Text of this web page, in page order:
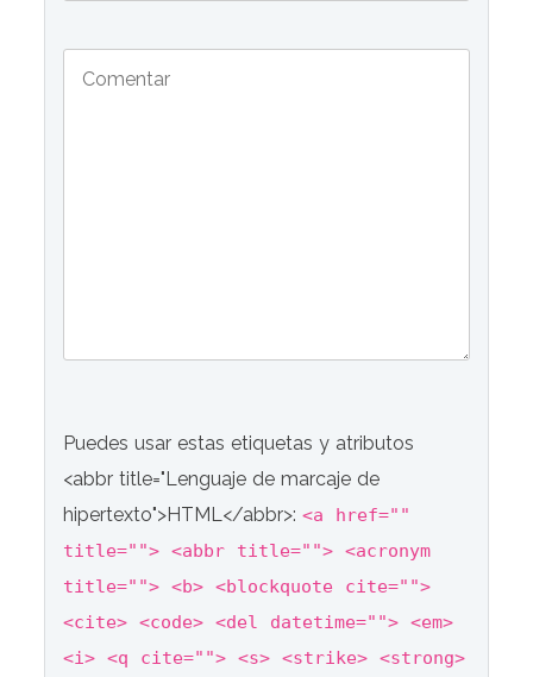
Puedes usar estas etiquetas y atributos
<abbr title="Lenguaje de marcaje de
hipertexto">HTML</abbr>:<a href=""
title=""> <abbr title=""> <acronym
title=""> <b> <blockquote cite="">
<cite> <code> <del datetime=""> <em>
<i> <q cite=""> <s> <strike> <strong>